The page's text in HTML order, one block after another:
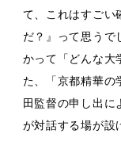
て、これはすごい
だ？』って思うで
かって「どんな大
た、「京都精華の
田監督の申し出に
が対話する場が設